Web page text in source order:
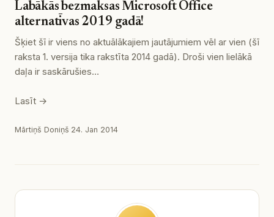
Labākās bezmaksas Microsoft Office
alternatīvas 2019 gadā!
Šķiet šī ir viens no aktuālākajiem jautājumiem vēl ar vien (šī
raksta 1. versija tika rakstīta 2014 gadā). Droši vien lielākā
daļa ir saskārušies…
Lasīt →
Mārtiņš Doniņš·24. Jan 2014